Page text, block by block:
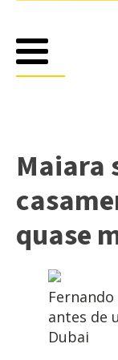
Maiara
quase
antes de
Dubai